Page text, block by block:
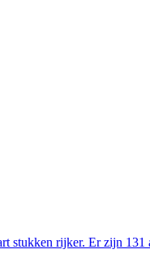
stukken rijker. Er zijn